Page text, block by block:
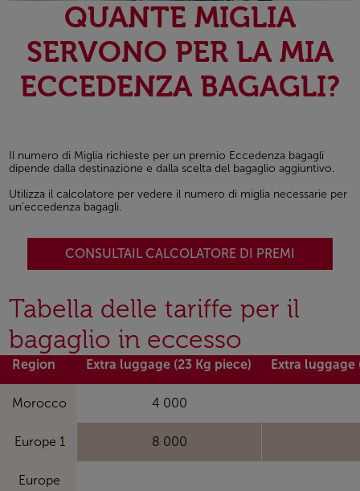
QUANTE MIGLIA
SERVONO PER LA MIA
ECCEDENZA BAGAGLI?
Il numero di Miglia richieste per un premio Eccedenza bagagli
dipende dalla destinazione e dalla scelta del bagaglio aggiuntivo.
Utilizza il calcolatore per vedere il numero di miglia necessarie per
un’eccedenza bagagli.
CONSULTAIL CALCOLATORE DI PREMI
Tabella delle tariffe per il
bagaglio in eccesso
Region Extra luggage (23 Kg piece) Extra
Morocco 4 000
Europe 1 8 000
Europe